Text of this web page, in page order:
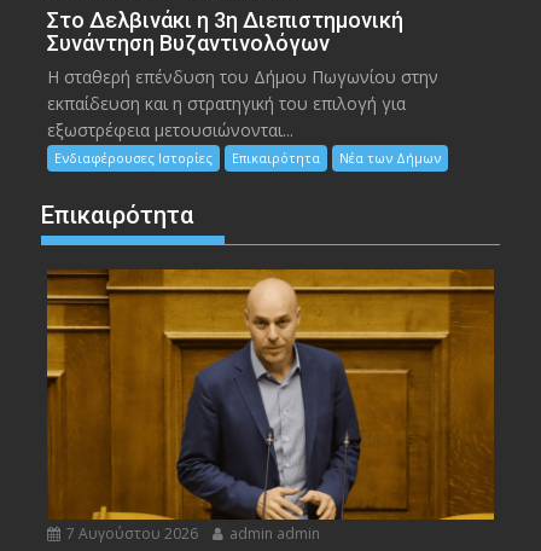
Στο Δελβινάκι η 3η Διεπιστημονική
Συνάντηση Βυζαντινολόγων
Η σταθερή επένδυση του Δήμου Πωγωνίου στην
εκπαίδευση και η στρατηγική του επιλογή για
εξωστρέφεια μετουσιώνονται...
Ενδιαφέρουσες Ιστορίες Επικαιρότητα Νέα των Δήμων
Επικαιρότητα
7 Αυγούστου 2026 admin admin